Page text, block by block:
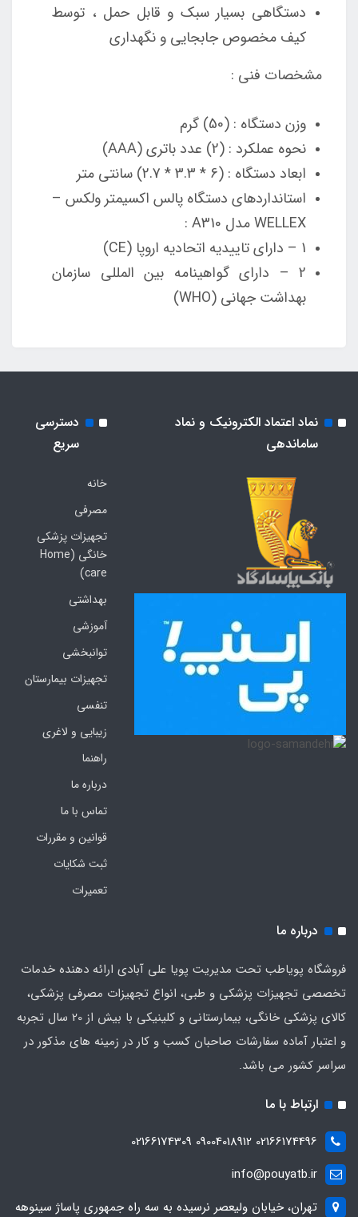
دستگاهی بسیار سبک و قابل حمل ، توسط
کیف مخصوص جابجایی و نگهداری
مشخصات فنی :
وزن دستگاه : (50) گرم
نحوه عملکرد : (2) عدد باتری (AAA)
ابعاد دستگاه : (6 * 3.3 * 2.7) سانتی متر
استانداردهای دستگاه پالس اکسیمتر ولکس –
WELLEX مدل A310 :
1 – دارای تاییدیه اتحادیه اروپا (CE)
2 – دارای گواهینامه بین المللی سازمان
بهداشت جهانی (WHO)
نماد اعتماد الکترونیک و نماد
ساماندهی
دسترسی
سریع
خانه
مصرفی
تجهیزات پزشکی
خانگی (Home
care)
بهداشتی
آموزشی
توانبخشی
تجهیزات بیمارستان
تنفسی
زیبایی و لاغری
راهنما
درباره ما
تماس با ما
قوانین و مقررات
ثبت شکایات
تعمیرات
درباره ما
فروشگاه پویاطب تحت مدیریت پویا علی آبادی ارائه دهنده خدمات
تخصصی تجهیزات پزشکی و طبی، انواع تجهیزات مصرفی پزشکی،
کالای پزشکی خانگی، بیمارستانی و کلینیکی با بیش از 20 سال تجربه
و اعتبار آماده سفارشات صاحبان کسب و کار در زمینه های مذکور در
سراسر کشور می باشد.
ارتباط با ما
02166174496 09004018912 02166174309
info@pouyatb.ir
تهران، خیابان ولیعصر نرسیده به سه راه جمهوری پاساژ سینوهه